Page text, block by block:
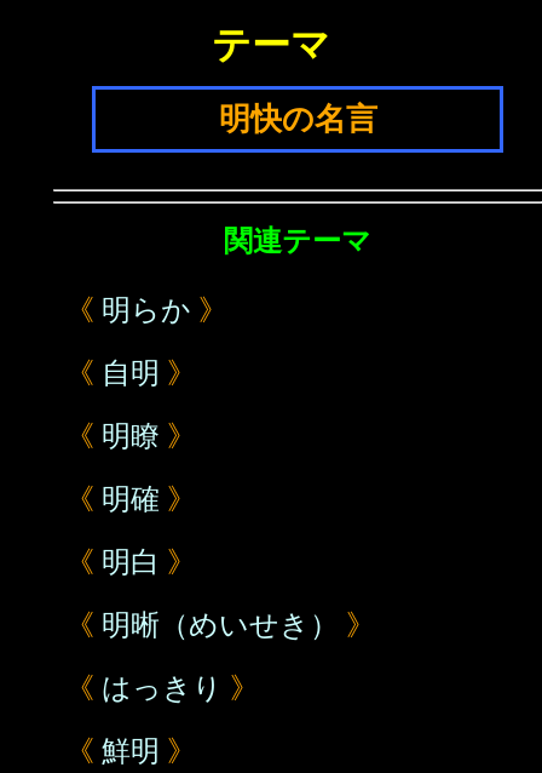
テーマ
明快の名言
関連テーマ
《 明らか 》
《 自明 》
《 明瞭 》
《 明確 》
《 明白 》
《 明晰（めいせき）
》
《 はっきり 》
《 鮮明 》